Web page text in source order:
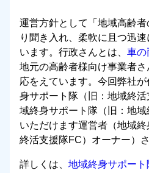
運営方針として「 地域高齢
り聞き入れ、柔軟に且つ迅速
います。行政さんとは、 車の
地元の高齢者様向け事業者
応をえています。今回弊社
身サポート隊（旧：地域終
域終身サポート隊（旧：地
いただけます運営者（地域
終活支援隊FC）オーナー）
詳しくは、 地域終身サポー